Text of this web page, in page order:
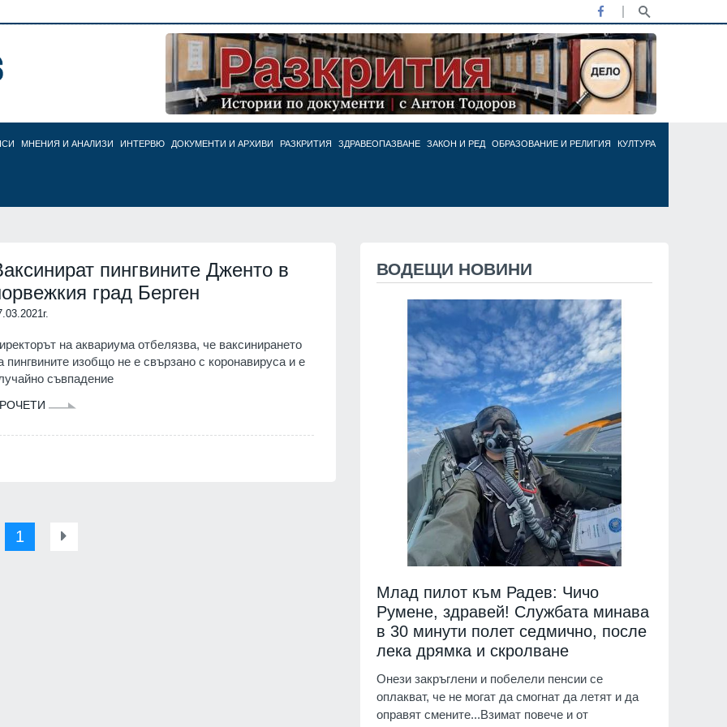
МНЕНИЯ И АНАЛИЗИ ИНТЕРВЮ ДОКУМЕНТИ И АРХИВИ РАЗКРИТИЯ ЗДРАВЕОПАЗВАНЕ ЗАКОН И РЕД ОБРАЗОВАНИЕ И РЕЛИГИЯ КУЛТУРА
пингвините Дженто в
град Берген
на аквариума отбелязва, че ваксинирането
пингвините изобщо не е свързано с коронавируса и е
съвпадение
1
ВОДЕЩИ НОВИНИ
Млад пилот към Радев: Чичо
Румене, здравей! Службата минава
в 30 минути полет седмично, после
лека дрямка и скролване
Онези закръглени и побелели пенсии се
оплакват, че не могат да смогнат да летят и да
оправят смените...Взимат повече и от